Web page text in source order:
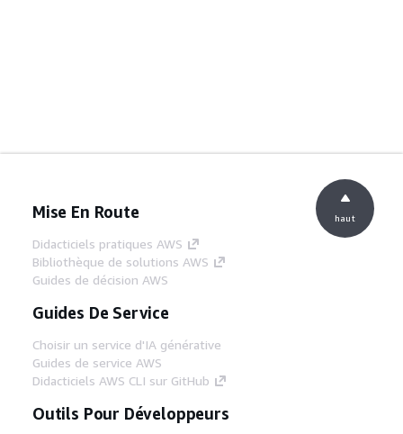
Mise En Route
Didacticiels pratiques AWS
Bibliothèque de solutions AWS
Guides de décision AWS
Guides De Service
Choisir un service d'IA générative
Guides de service AWS
Didacticiels AWS CLI sur GitHub
Outils Pour Développeurs
haut